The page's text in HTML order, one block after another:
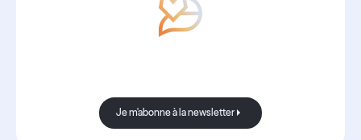
Je m'abonne à la newsletter
Je m'abonne à la newsletter